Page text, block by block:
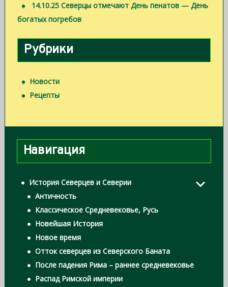
14.10.25 Северцы отмечают День пенатов — День
богатых погребов
Рубрики
Новости
Рецепты
Навигация
История Северцев и Северии
Античность
Классическое Средневековье, Русь
Новейшая История
Новое время
Отток северцев из Северского Баната
После падения Рима – раннее средневековье
Распад Римской империи